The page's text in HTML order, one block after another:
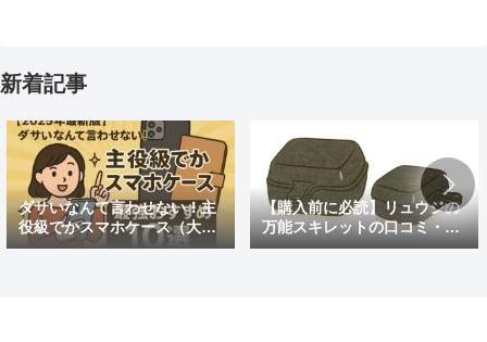
新着記事
ダサいなんて言わせない！主
役級でかスマホケース（大き
めの）最強おすすめ10選
【購入前に必読】リュウジの
万能スキレットの口コミ・評
判まとめ｜後悔しないための